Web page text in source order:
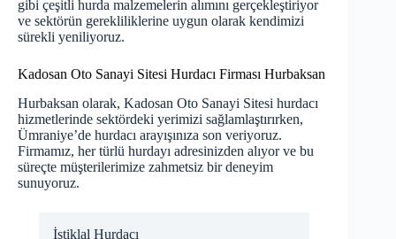
gibi çeşitli hurda malzemelerin alımını gerçekleştiriyor
ve sektörün gerekliliklerine uygun olarak kendimizi
sürekli yeniliyoruz.
Kadosan Oto Sanayi Sitesi Hurdacı Firması Hurbaksan
Hurbaksan olarak, Kadosan Oto Sanayi Sitesi hurdacı
hizmetlerinde sektördeki yerimizi sağlamlaştırırken,
Ümraniye’de hurdacı arayışınıza son veriyoruz.
Firmamız, her türlü hurdayı adresinizden alıyor ve bu
süreçte müşterilerimize zahmetsiz bir deneyim
sunuyoruz.
İstiklal Hurdacı